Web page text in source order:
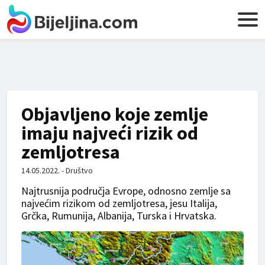
Objavljeno koje zemlje
imaju najveći rizik od
zemljotresa
14.05.2022. - Društvo
Najtrusnija područja Evrope, odnosno zemlje sa
najvećim rizikom od zemljotresa, jesu Italija,
Grčka, Rumunija, Albanija, Turska i Hrvatska.